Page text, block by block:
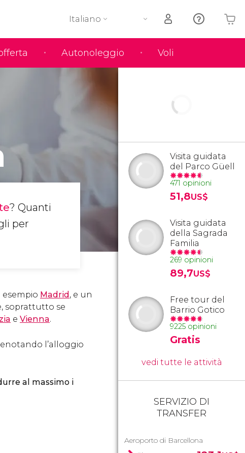
Autonoleggio Voli
Italiano
Il tuo carrello è vuoto
? Quanti
per
esempio Madrid, e un
soprattutto se
e Vienna.
l’alloggio
al massimo i
Visita guidata
del Parco Güell
471 opinioni
51,8US$
Visita guidata
della Sagrada
Familia
269 opinioni
89,7US$
Free tour del
Barrio Gotico
9225 opinioni
Gratis
vedi tutte le attività
SERVIZIO DI
TRANSFER
Aeroporto di Barcellona